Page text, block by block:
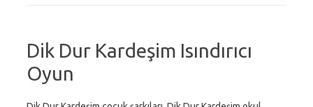
Dik Dur Kardeşim Isındırıcı
Oyun